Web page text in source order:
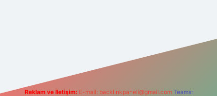
Reklam ve İletişim: E-mail: backlinkpaneli@gmail.com Teams: